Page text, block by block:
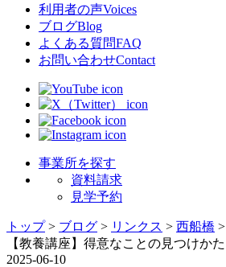
利用者の声Voices
ブログBlog
よくある質問FAQ
お問い合わせContact
事業所を探す
資料請求
見学予約
トップ> ブログ > リンクス > 西船橋 >
【教養講座】得意なことの見つけかた
2025-06-10